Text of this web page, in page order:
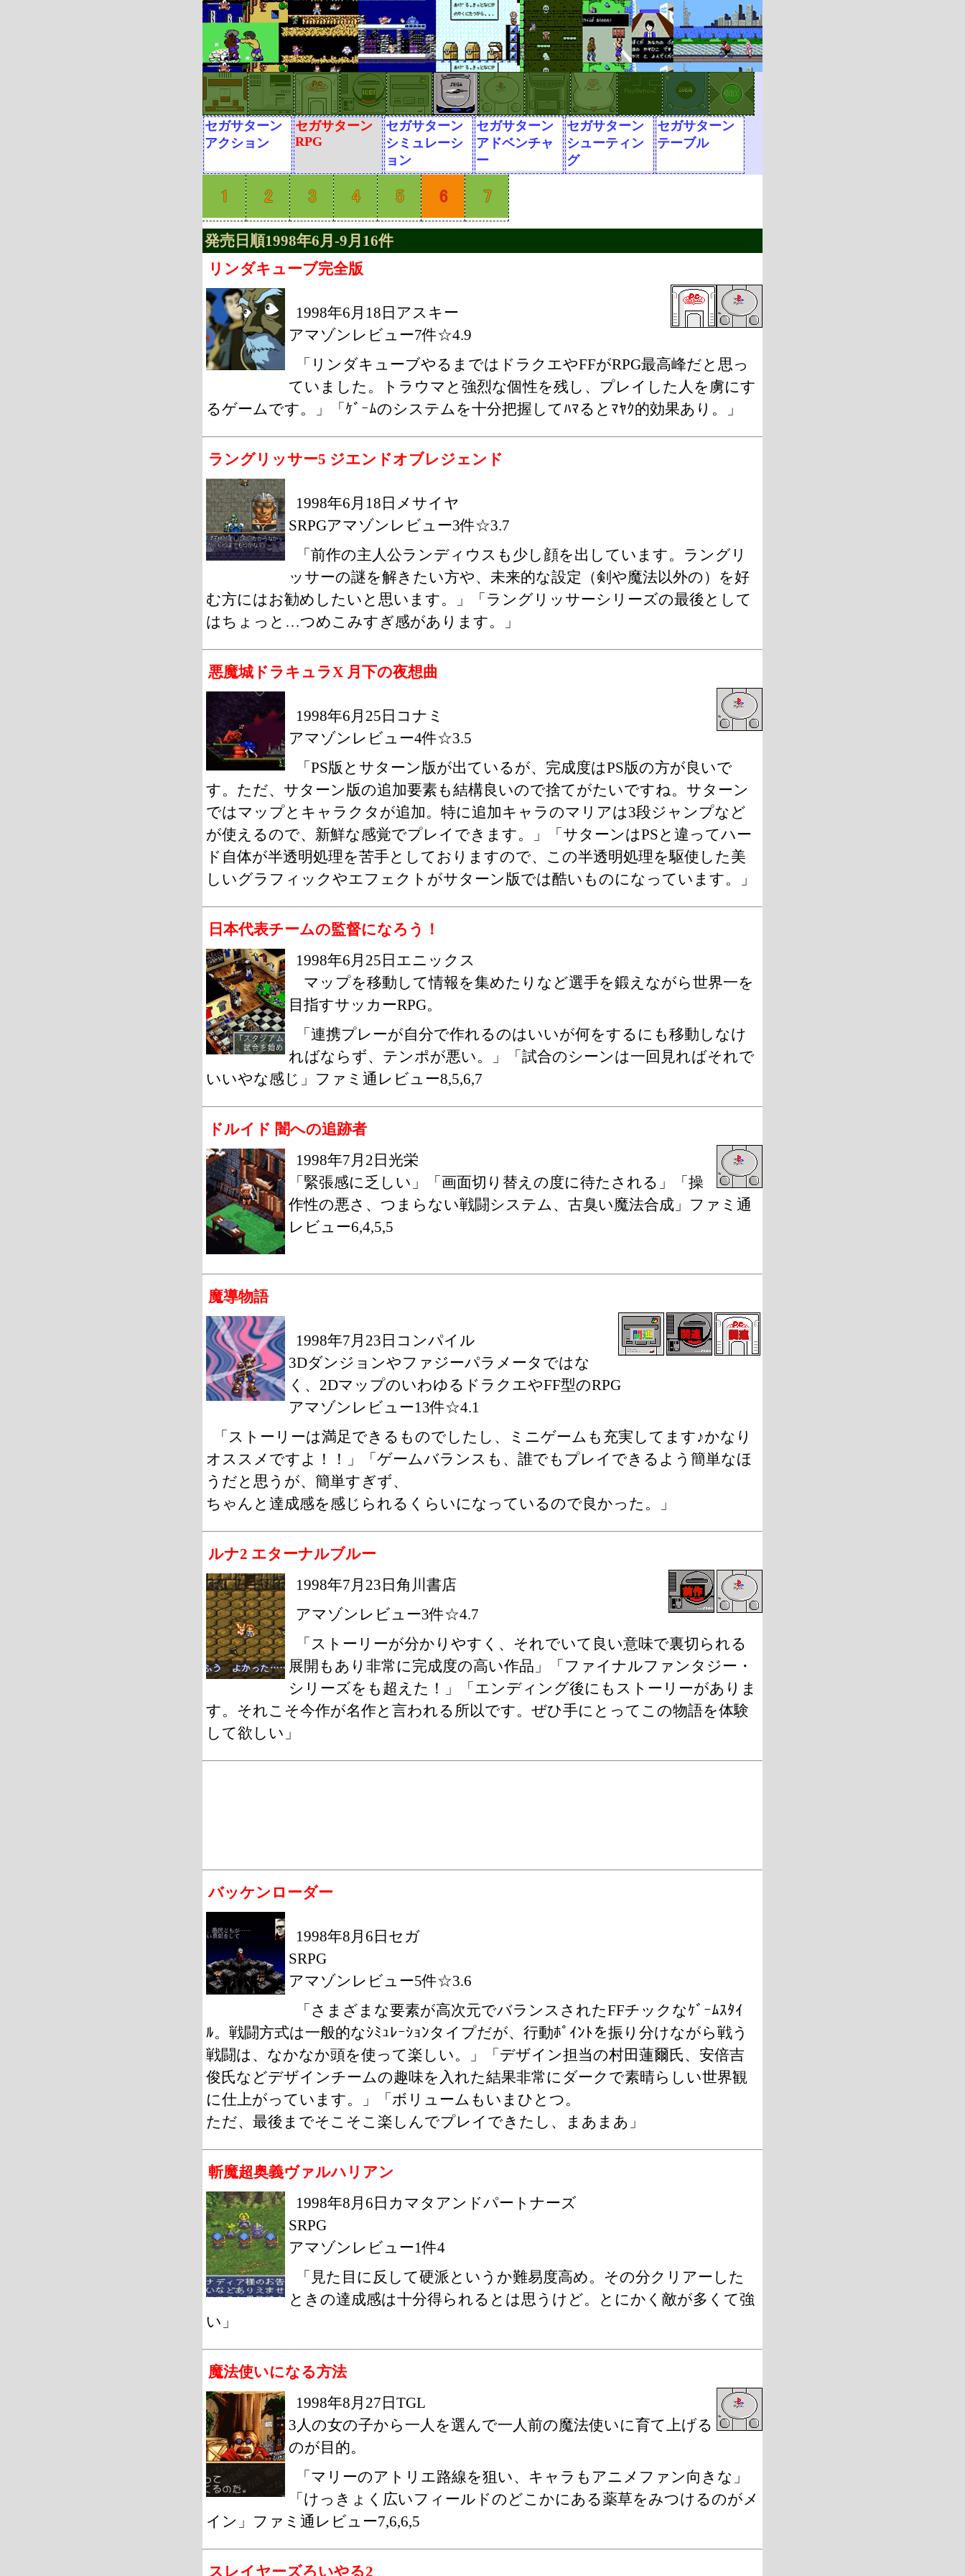
セガサターン
アクション
セガサターン
RPG
セガサターン
シミュレーシ
ョン
セガサターン
アドベンチャ
ー
セガサターン
シューティン
グ
セガサターン
テーブル
発売日順1998年6月-9月16件
リンダキューブ完全版
1998年6月18日アスキー
アマゾンレビュー7件☆4.9
「リンダキューブやるまではドラクエやFFがRPG最高峰だと思っ
ていました。トラウマと強烈な個性を残し、プレイした人を虜にす
るゲームです。」「ｹﾞｰﾑのシステムを十分把握してﾊﾏるとﾏﾔｸ的効果あり。」
ラングリッサー5 ジエンドオブレジェンド
1998年6月18日メサイヤ
SRPGアマゾンレビュー3件☆3.7
「前作の主人公ランディウスも少し顔を出しています。ラングリ
ッサーの謎を解きたい方や、未来的な設定（剣や魔法以外の）を好
む方にはお勧めしたいと思います。」「ラングリッサーシリーズの最後として
はちょっと…つめこみすぎ感があります。」
悪魔城ドラキュラX 月下の夜想曲
1998年6月25日コナミ
アマゾンレビュー4件☆3.5
「PS版とサターン版が出ているが、完成度はPS版の方が良いで
す。ただ、サターン版の追加要素も結構良いので捨てがたいですね。サターン
ではマップとキャラクタが追加。特に追加キャラのマリアは3段ジャンプなど
が使えるので、新鮮な感覚でプレイできます。」「サターンはPSと違ってハー
ド自体が半透明処理を苦手としておりますので、この半透明処理を駆使した美
しいグラフィックやエフェクトがサターン版では酷いものになっています。」
日本代表チームの監督になろう！
1998年6月25日エニックス
マップを移動して情報を集めたりなど選手を鍛えながら世界一を
目指すサッカーRPG。
「連携プレーが自分で作れるのはいいが何をするにも移動しなけ
ればならず、テンポが悪い。」「試合のシーンは一回見ればそれで
いいやな感じ」ファミ通レビュー8,5,6,7
ドルイド 闇への追跡者
1998年7月2日光栄
「緊張感に乏しい」「画面切り替えの度に待たされる」「操
作性の悪さ、つまらない戦闘システム、古臭い魔法合成」ファミ通
レビュー6,4,5,5
魔導物語
1998年7月23日コンパイル
3Dダンジョンやファジーパラメータではな
く、2DマップのいわゆるドラクエやFF型のRPG
アマゾンレビュー13件☆4.1
「ストーリーは満足できるものでしたし、ミニゲームも充実してます♪かなり
オススメですよ！！」「ゲームバランスも、誰でもプレイできるよう簡単なほ
うだと思うが、簡単すぎず、
ちゃんと達成感を感じられるくらいになっているので良かった。」
ルナ2 エターナルブルー
1998年7月23日角川書店
アマゾンレビュー3件☆4.7
「ストーリーが分かりやすく、それでいて良い意味で裏切られる
展開もあり非常に完成度の高い作品」「ファイナルファンタジー・
シリーズをも超えた！」「エンディング後にもストーリーがありま
す。それこそ今作が名作と言われる所以です。ぜひ手にとってこの物語を体験
して欲しい」
バッケンローダー
1998年8月6日セガ
SRPG
アマゾンレビュー5件☆3.6
「さまざまな要素が高次元でバランスされたFFチックなｹﾞｰﾑｽﾀｲ
ﾙ。戦闘方式は一般的なｼﾐｭﾚｰｼｮﾝタイプだが、行動ﾎﾟｲﾝﾄを振り分けながら戦う
戦闘は、なかなか頭を使って楽しい。」「デザイン担当の村田蓮爾氏、安倍吉
俊氏などデザインチームの趣味を入れた結果非常にダークで素晴らしい世界観
に仕上がっています。」「ボリュームもいまひとつ。
ただ、最後までそこそこ楽しんでプレイできたし、まあまあ」
斬魔超奥義ヴァルハリアン
1998年8月6日カマタアンドパートナーズ
SRPG
アマゾンレビュー1件4
「見た目に反して硬派というか難易度高め。その分クリアーした
ときの達成感は十分得られるとは思うけど。とにかく敵が多くて強
い」
魔法使いになる方法
1998年8月27日TGL
3人の女の子から一人を選んで一人前の魔法使いに育て上げる
のが目的。
「マリーのアトリエ路線を狙い、キャラもアニメファン向きな」
「けっきょく広いフィールドのどこかにある薬草をみつけるのがメ
イン」ファミ通レビュー7,6,6,5
スレイヤーズろいやる2